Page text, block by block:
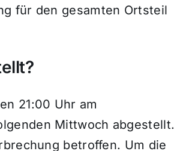
für den gesamten Ortsteil
21:00 Uhr am
Mittwoch abgestellt.
betroffen. Um die